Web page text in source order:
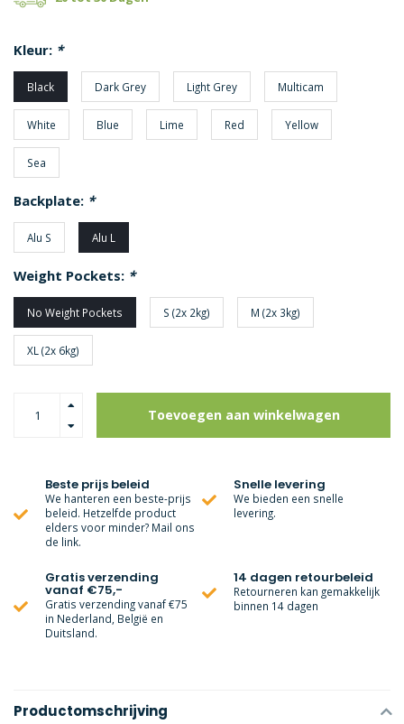
Kleur: *
Black Dark Grey Light Grey Multicam
White Blue Lime Red Yellow
Sea
Backplate: *
Alu S Alu L
Weight Pockets: *
No Weight Pockets S (2x 2kg) M (2x 3kg)
XL (2x 6kg)
Toevoegen aan winkelwagen
Beste prijs beleid
We hanteren een beste-prijs
beleid. Hetzelfde product
elders voor minder? Mail ons
de link.
Snelle levering
We bieden een snelle
levering.
Gratis verzending
vanaf €75,-
Gratis verzending vanaf €75
in Nederland, België en
Duitsland.
14 dagen retourbeleid
Retourneren kan gemakkelijk
binnen 14 dagen
Productomschrijving